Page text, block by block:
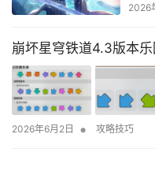
2026
崩坏星穹铁道4.3版本
2026年6月2日 • 攻略技巧